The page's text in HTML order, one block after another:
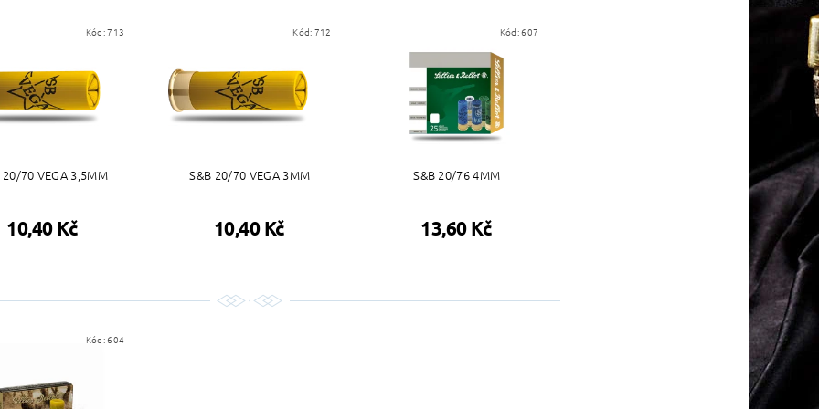
Kód:713
20/70 VEGA 3,5MM
10,40 Kč
Kód: 712
S&B 20/70 VEGA 3MM
10,40 Kč
Kód:607
S&B 20/76 4MM
13,60 Kč
Kód:604